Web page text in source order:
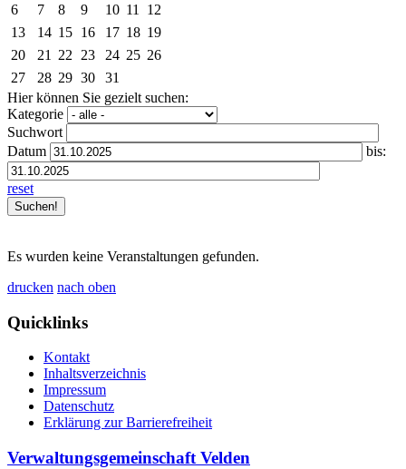
6
7 8 9 10 11
12
13
14 15 16 17 18 19
20
21 22 23 24 25 26
27
28 29 30
31
Hier können Sie gezielt suchen:
Kategorie
Suchwort
Datum
bis:
reset
Es wurden keine Veranstaltungen gefunden.
drucken nach oben
Quicklinks
Kontakt
Inhaltsverzeichnis
Impressum
Datenschutz
Erklärung zur Barrierefreiheit
Verwaltungsgemeinschaft Velden